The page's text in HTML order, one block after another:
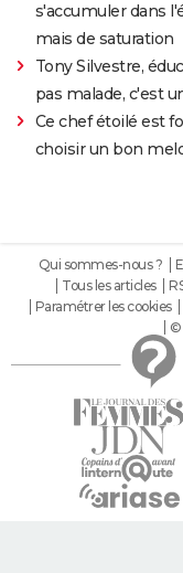
s'accumuler dans
mais de saturation
Tony Silvestre,
pas malade, c'est
Ce chef étoilé est
choisir un bon
Qui sommes-nous ?
Tous les articles
Paramétrer les cookies
©